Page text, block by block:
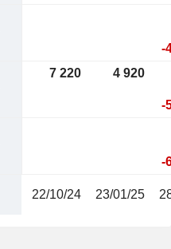
-
7 220 4 920
-
-
22/10/24 23/01/25